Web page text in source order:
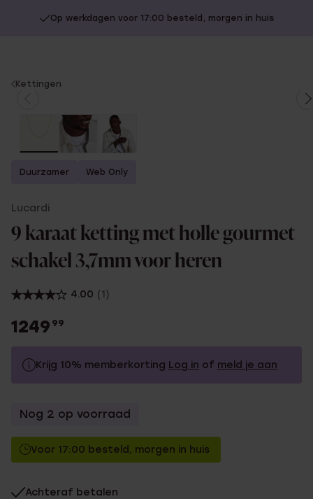
Op werkdagen voor 17:00 besteld, morgen in huis
You
Kettingen
Duurzamer Web Only
Lucardi
9 karaat ketting met holle gourmet
schakel 3,7mm voor heren
4.00 (1)
1249 99
Krijg 10% memberkorting Log in of meld je aan
Met memberkorting
Nog 2 op voorraad
Voor 17:00 besteld, morgen in huis
Achteraf betalen